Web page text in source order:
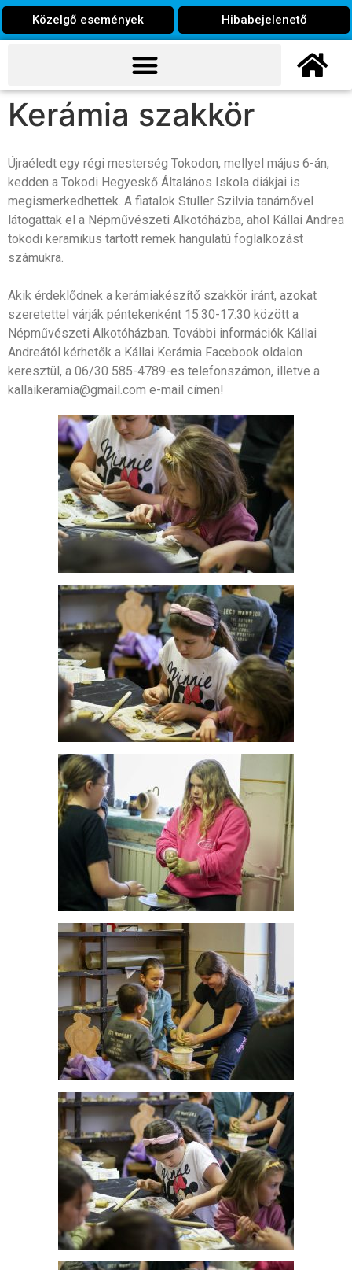
Közelgő események Hibabejelenető
Kerámia szakkör
Újraéledt egy régi mesterség Tokodon, mellyel május 6-án,
kedden a Tokodi Hegyeskő Általános Iskola diákjai is
megismerkedhettek. A fiatalok Stuller Szilvia tanárnővel
látogattak el a Népművészeti Alkotóházba, ahol Kállai Andrea
tokodi keramikus tartott remek hangulatú foglalkozást
számukra.
Akik érdeklődnek a kerámiakészítő szakkör iránt, azokat
szeretettel várják péntekenként 15:30-17:30 között a
Népművészeti Alkotóházban. További információk Kállai
Andreától kérhetők a Kállai Kerámia Facebook oldalon
keresztül, a 06/30 585-4789-es telefonszámon, illetve a
kallaikeramia@gmail.com e-mail címen!